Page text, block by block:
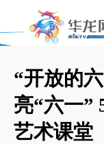
“开放的
亮“六一”
艺术课堂